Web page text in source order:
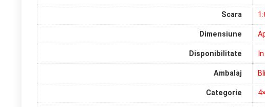
Scara
Dimensiune
Disponibilitate
Ambalaj
Categorie